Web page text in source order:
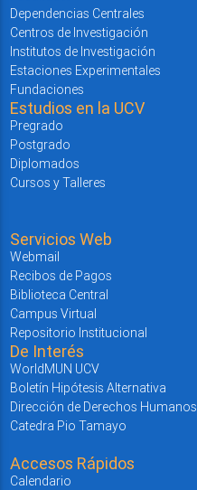
Dependencias Centrales
Centros de Investigación
Institutos de Investigación
Estaciones Experimentales
Fundaciones
Estudios en la UCV
Pregrado
Postgrado
Diplomados
Cursos y Talleres
Servicios Web
Webmail
Recibos de Pagos
Biblioteca Central
Campus Virtual
Repositorio Institucional
De Interés
WorldMUN UCV
Boletín Hipótesis Alternativa
Dirección de Derechos Humanos
Catedra Pio Tamayo
Accesos Rápidos
Calendario